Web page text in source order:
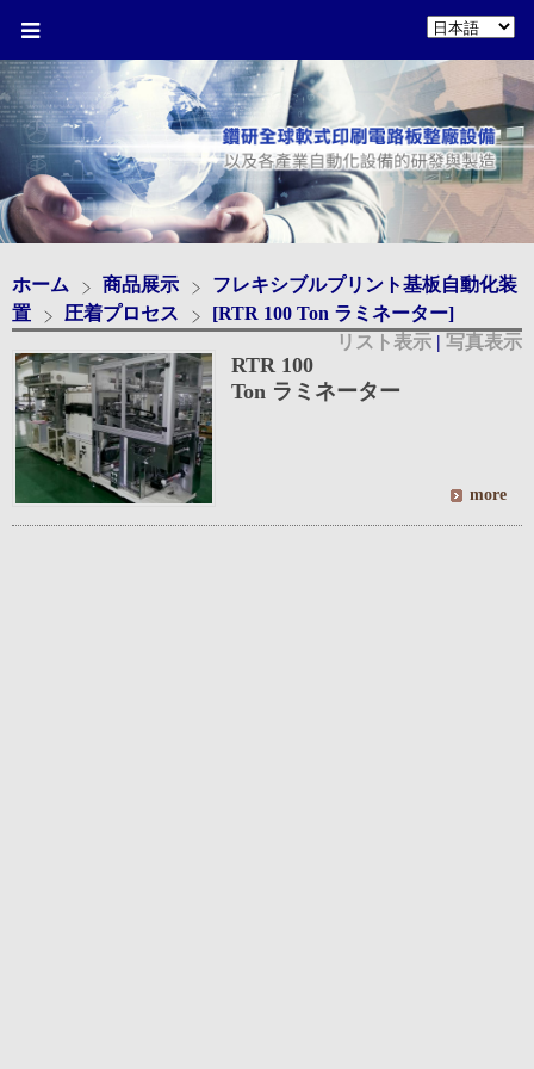
ホーム 商品展示
フレキシブルプリント基板自動化装
置
圧着プロセス
[RTR 100 Ton ラミネーター]
リスト表示 | 写真表示
RTR 100
Ton ラミネーター